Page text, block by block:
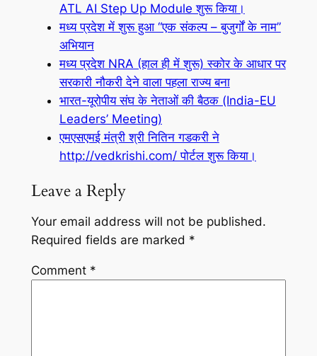
ATL AI Step Up Module शुरू किया।
मध्य प्रदेश में शुरू हुआ “एक संकल्प – बुजुर्गों के नाम”
अभियान
मध्य प्रदेश NRA (हाल ही में शुरू) स्कोर के आधार पर
सरकारी नौकरी देने वाला पहला राज्य बना
भारत-यूरोपीय संघ के नेताओं की बैठक (India-EU
Leaders’ Meeting)
एमएसएमई मंत्री श्री नितिन गडकरी ने
http://vedkrishi.com/ पोर्टल शुरू किया।
Leave a Reply
Your email address will not be published.
Required fields are marked *
Comment *